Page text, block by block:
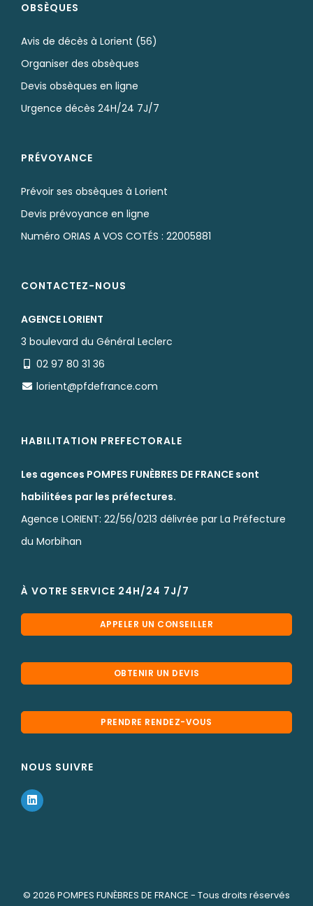
OBSÈQUES
Avis de décès à Lorient (56)
Organiser des obsèques
Devis obsèques en ligne
Urgence décès 24H/24 7J/7
PRÉVOYANCE
Prévoir ses obsèques à Lorient
Devis prévoyance en ligne
Numéro ORIAS A VOS COTÉS : 22005881
CONTACTEZ-NOUS
AGENCE LORIENT
3 boulevard du Général Leclerc
02 97 80 31 36
lorient@pfdefrance.com
HABILITATION PREFECTORALE
Les agences POMPES FUNÈBRES DE FRANCE sont
habilitées par les préfectures.
Agence LORIENT: 22/56/0213 délivrée par La Préfecture
du Morbihan
À VOTRE SERVICE 24H/24 7J/7
APPELER UN CONSEILLER
OBTENIR UN DEVIS
PRENDRE RENDEZ-VOUS
NOUS SUIVRE
© 2026 POMPES FUNÈBRES DE FRANCE - Tous droits réservés